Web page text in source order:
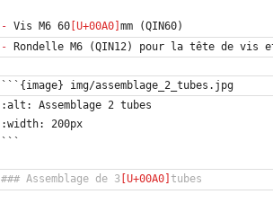
- Vis M6 60
-
### Assemblage de 3